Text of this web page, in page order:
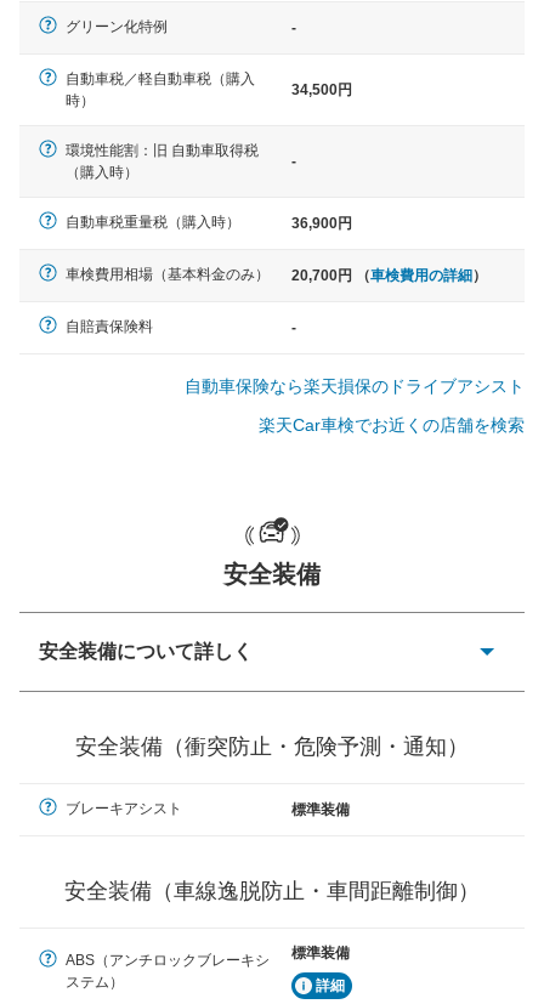
ノア、セレナ、プリウス、カロー
ラ、ステップワゴン など
クラウン、アルファード、フォレ
カD:5 など
一般的な荷物のサイズの目安
グリーン化特例 -
自動車税／軽自動車税（購入
時）
34,500円
環境性能割：旧 自動車取得税
（購入時）
-
自動車税重量税（購入時） 36,900円
車検費用相場（基本料金のみ） 20,700円 （車検費用の詳細）
自賠責保険料 -
自動車保険なら楽天損保のドライブアシスト
楽天Car車検でお近くの店舗を検索
安全装備
安全装備について詳しく
ーキアシスト、ABSなどが装備されています。
見えにくい場所に潜む危険を予測・通知するためのシス
車線逸脱防止
安全装備（衝突防止・危険予測・通知）
ブレーキアシスト 標準装備
安全装備（車線逸脱防止・車間距離制御）
ABS（アンチロックブレーキシ
ステム）
標準装備
詳細